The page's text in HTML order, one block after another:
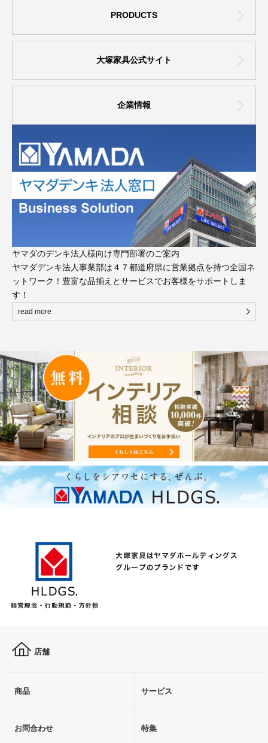
PRODUCTS
大塚家具公式サイト
企業情報
ヤマダのデンキ法人様向け専門部署のご案内
ヤマダデンキ法人事業部は４７都道府県に営業拠点を持つ全国ネ
ットワーク！豊富な品揃えとサービスでお客様をサポートしま
す！
read more
店舗
商品 サービス
お問合わせ 特集